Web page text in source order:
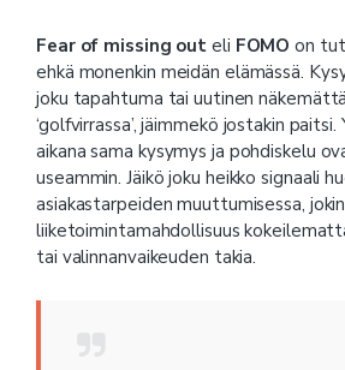
Fear of missing out eli FOMO on
ehkä monenkin meidän elämässä.
joku tapahtuma tai uutinen
‘golfvirrassa’, jäimmekö jostakin
aikana sama kysymys ja pohdiskelu
useammin. Jäikö joku heikko signaali
asiakastarpeiden muuttumisessa, jokin
liiketoimintamahdollisuus
tai valinnanvaikeuden takia.